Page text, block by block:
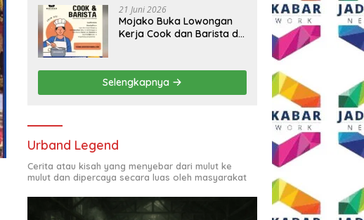
Syaratnya
21 Juni 2026
Mojako Buka Lowongan
Kerja Cook dan Barista di
Selengkapnya
Urband Legend
Cerita atau kisah yang menyebar dari mulut ke
mulut dan dipercaya secara luas oleh masyarakat